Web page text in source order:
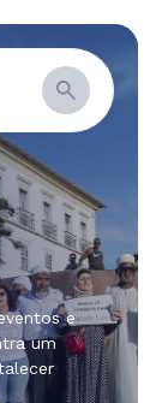
e
um